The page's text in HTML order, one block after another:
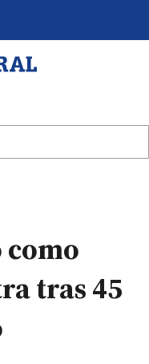
tras 45